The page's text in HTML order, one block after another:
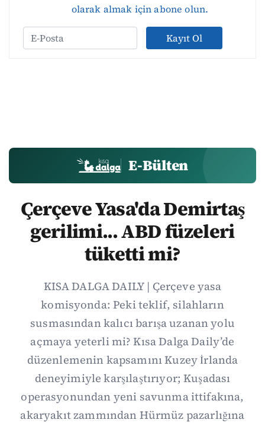
olarak almak için abone olun.
Kayıt Ol
E-Bülten
Çerçeve Yasa'da Demirtaş
gerilimi... ABD füzeleri
tüketti mi?
KISA DALGA DAILY | Çerçeve yasa
komisyonda: Peki teklif, silahların
susmasından kalıcı barışa uzanan yolu
açmaya yeterli mi? Kısa Dalga Daily’de
düzenlemenin kapsamını Kuzey İrlanda
deneyimiyle karşılaştırıyor; Kuşadası
operasyonundan yeni savunma ittifakına,
akaryakıt zammından Hürmüz pazarlığına